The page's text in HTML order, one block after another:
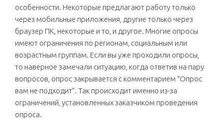
особенности. Некоторые предлагают работу только
через мобильные приложения, другие только через
браузер ПК, некоторые и то, и другое. Многие опросы
имеют ограничения по регионам, социальным или
возрастным группам. Если вы уже проходили опросы,
то наверное замечали ситуацию, когда ответив на пару
вопросов, опрос закрывается с комментарием “Опрос
вам не подходит”. Так происходит именно из-за
ограничений, установленных заказчиком проведения
опроса.